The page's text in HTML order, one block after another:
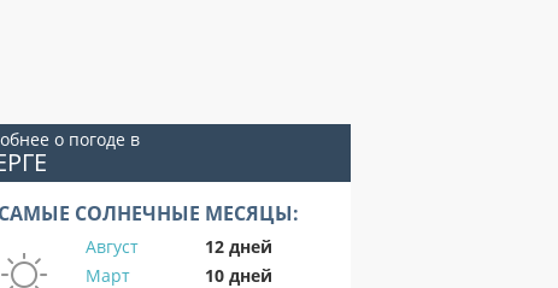
о погоде в
САМЫЕ СОЛНЕЧНЫЕ МЕСЯЦЫ:
Август
12 дней
Март
10 дней